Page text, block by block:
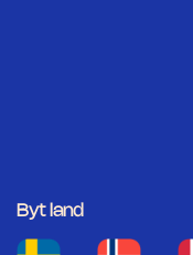
Byt land